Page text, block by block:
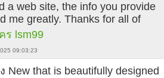
a web site, the info you provide
me greatly. Thanks for all of
ร lsm99
09:03:23
New that is beautifully designed